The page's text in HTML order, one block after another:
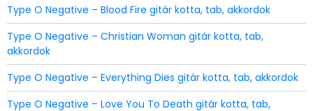
Type O Negative – Blood Fire gitár kotta, tab, akkordok
Type O Negative – Christian Woman gitár kotta, tab,
akkordok
Type O Negative – Everything Dies gitár kotta, tab, akkordok
Type O Negative – Love You To Death gitár kotta, tab,